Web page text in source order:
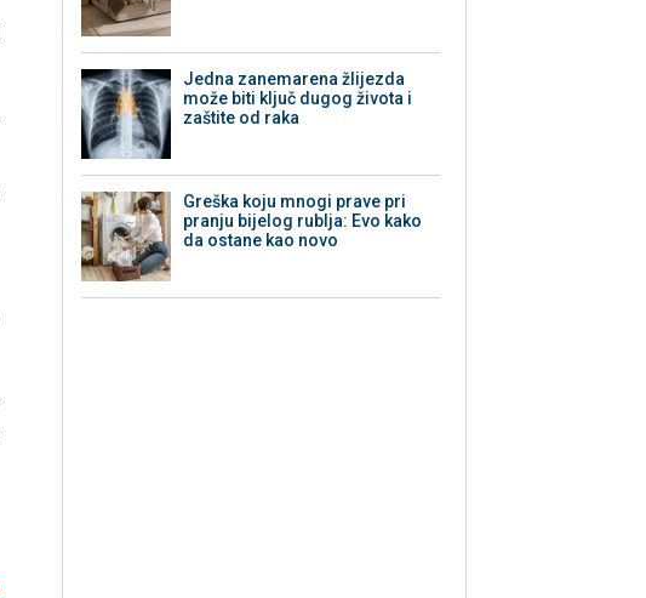
Jedna zanemarena žlijezda
može biti ključ dugog života i
zaštite od raka
Greška koju mnogi prave pri
pranju bijelog rublja: Evo kako
da ostane kao novo